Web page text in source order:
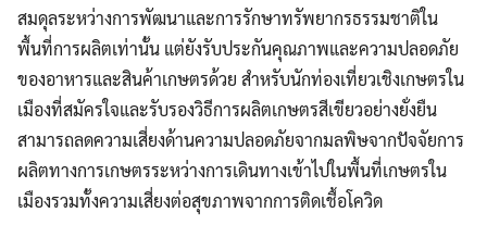
สมดุลระหว่างการพัฒนาและการรักษาทรัพยากรธรรมชาติใน
พื้นที่การผลิตเท่านั้น แต่ยังรับประกันคุณภาพและความปลอดภัย
ของอาหารและสินค้าเกษตรด้วย สำหรับนักท่องเที่ยวเชิงเกษตรใน
เมืองที่สมัครใจและรับรองวิธีการผลิตเกษตรสีเขียวอย่างยั่งยืน
สามารถลดความเสี่ยงด้านความปลอดภัยจากมลพิษจากปัจจัยการ
ผลิตทางการเกษตรระหว่างการเดินทางเข้าไปในพื้นที่เกษตรใน
เมืองรวมทั้งความเสี่ยงต่อสุขภาพจากการติดเชื้อโควิด